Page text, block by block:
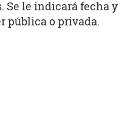
Se le indicará fecha y
pública o privada.